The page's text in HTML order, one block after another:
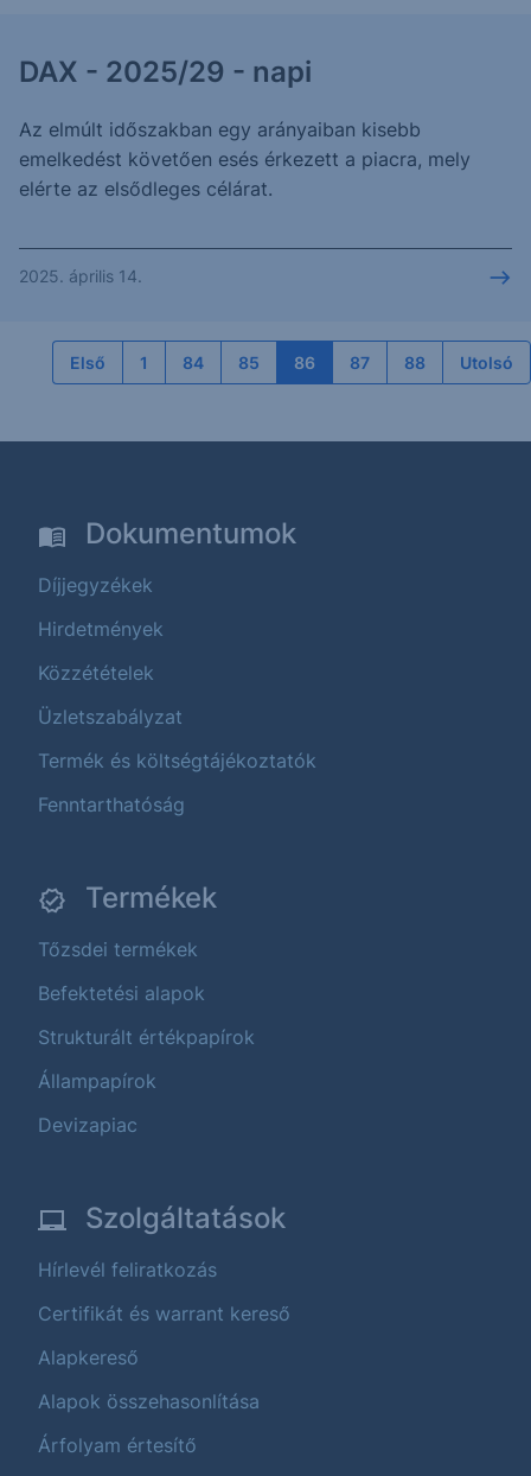
DAX - 2025/29 - napi
Az elmúlt időszakban egy arányaiban kisebb
emelkedést követően esés érkezett a piacra, mely
elérte az elsődleges célárat.
2025. április 14.
Első 1 84 85 86 87 88 Utolsó
Dokumentumok
Díjjegyzékek
Hirdetmények
Közzétételek
Üzletszabályzat
Termék és költségtájékoztatók
Fenntarthatóság
Termékek
Tőzsdei termékek
Befektetési alapok
Strukturált értékpapírok
Állampapírok
Devizapiac
Szolgáltatások
Hírlevél feliratkozás
Certifikát és warrant kereső
Alapkereső
Alapok összehasonlítása
Árfolyam értesítő